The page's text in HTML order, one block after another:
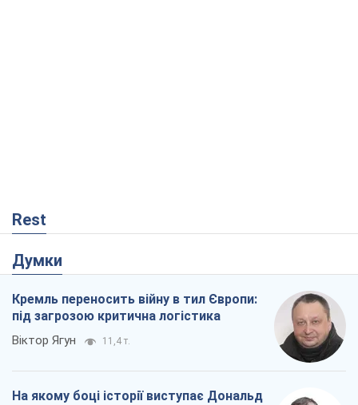
Rest
Думки
Кремль переносить війну в тил Європи:
під загрозою критична логістика
Віктор Ягун 11,4 т.
На якому боці історії виступає Дональд